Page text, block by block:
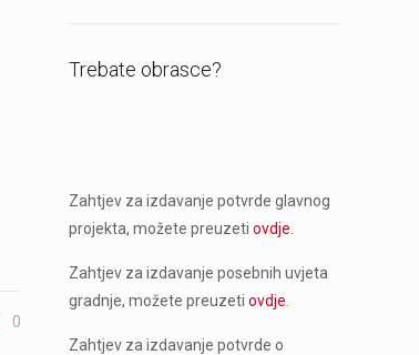
0
Trebate obrasce?
Zahtjev za izdavanje potvrde glavnog
projekta, možete preuzeti ovdje
Zahtjev za izdavanje posebnih uvjeta
gradnje, možete preuzeti ovdje
Zahtjev za izdavanje potvrde o